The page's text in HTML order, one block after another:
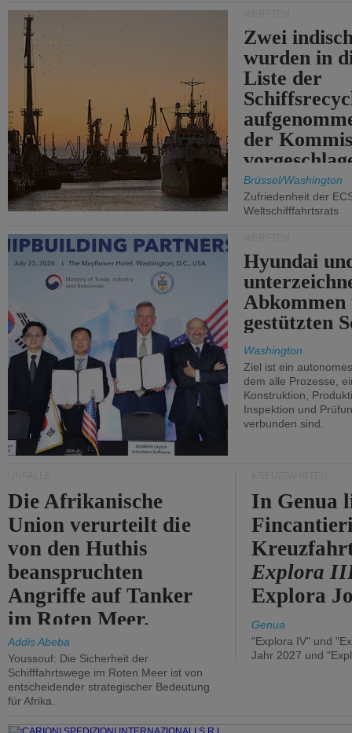
Zwei
wurden in
Liste der
der
Brüssel/Washington
Zufriedenheit der
Weltschifffahrtsrats
Hyundai
gestützten
Washington
Ziel ist ein
dem alle Prozesse,
Konstruktion,
Inspektion und
verbunden sind.
Die Afrikanische
Union verurteilt die
von den Huthis
beanspruchten
Angriffe auf Tanker
im Roten Meer.
Addis Abeba
Youssouf: Die Sicherheit der
Schifffahrtswege im Roten Meer ist von
entscheidender strategischer Bedeutung
für Afrika.
In Genua
Explora
Explora
Genua
"Explora IV" und
Jahr 2027 und